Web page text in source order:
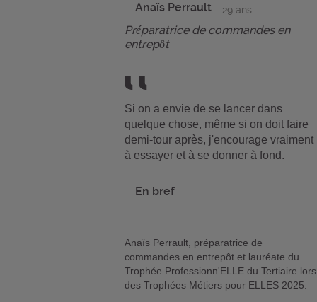
Anaïs Perrault - 29 ans
Préparatrice de commandes en
entrepôt
Si on a envie de se lancer dans
quelque chose, même si on doit faire
demi-tour après, j'encourage vraiment
à essayer et à se donner à fond.
En bref
Anaïs Perrault, préparatrice de
commandes en entrepôt et lauréate du
Trophée Professionn'ELLE du Tertiaire lors
des Trophées Métiers pour ELLES 2025.